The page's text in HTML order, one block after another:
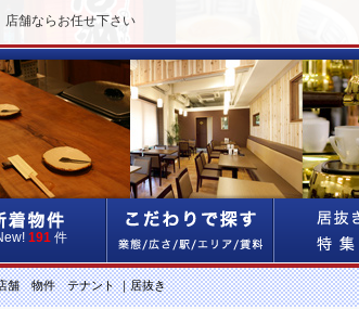
店舗ならお任せ下さい
191 件
物件 テナント ｜居抜き